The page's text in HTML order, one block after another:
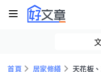
首頁 居家修繕
天花板